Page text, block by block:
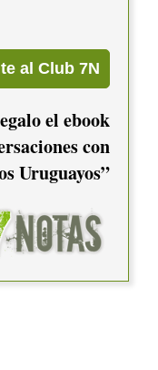
el ebook
con
Uruguayos”